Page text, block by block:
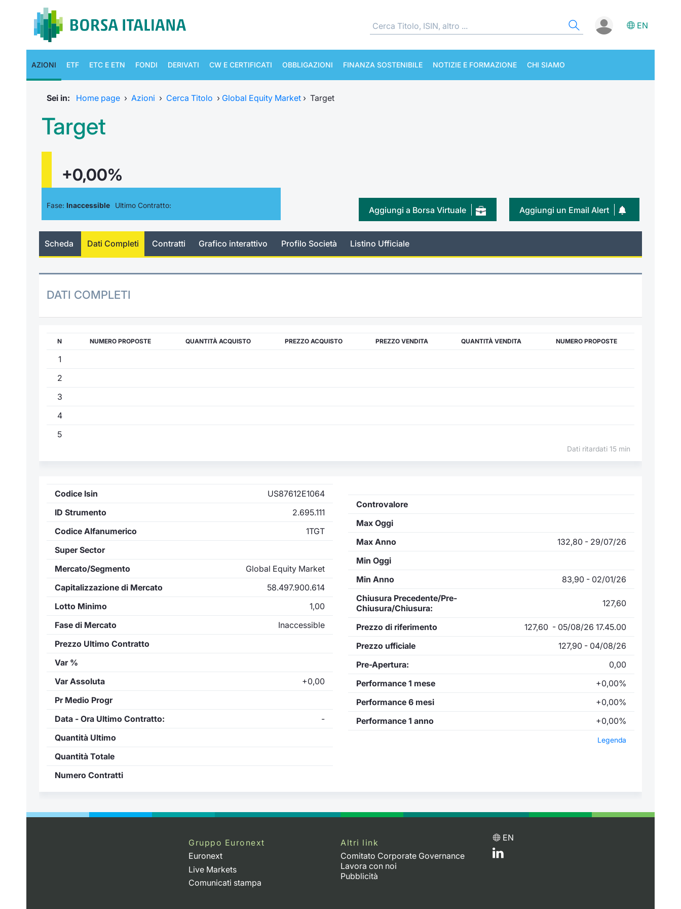
EN
AZIONI ETF ETC E ETN FONDI DERIVATI CW E CERTIFICATI OBBLIGAZIONI FINANZA SOSTENIBILE NOTIZIE E FORMAZIONE CHI SIAMO
Sei in: Home page › Azioni › Cerca Titolo › Global Equity Market › Target
Target
+0,00%
Fase: Inaccessible Ultimo Contratto: Aggiungi un Email Alert
Aggiungi a Borsa Virtuale
Scheda Dati Completi Contratti Grafico interattivo Profilo Società Listino Ufficiale
DATI COMPLETI
N NUMERO PROPOSTE QUANTITÀ ACQUISTO PREZZO ACQUISTO PREZZO VENDITA QUANTITÀ VENDITA NUMERO PROPOSTE
1
2
3
4
5
Dati ritardati 15 min
Codice Isin
US87612E1064
ID Strumento
2.695.111
Codice Alfanumerico
1TGT
Super Sector
Mercato/Segmento
Global Equity Market
Capitalizzazione di Mercato
58.497.900.614
Lotto Minimo
1,00
Fase di Mercato
Inaccessible
Prezzo Ultimo Contratto
Var %
Var Assoluta
+0,00
Pr Medio Progr
Data - Ora Ultimo Contratto:
-
Quantità Ultimo
Quantità Totale
Numero Contratti
Controvalore
Max Oggi
Max Anno
132,80 - 29/07/26
Min Oggi
Min Anno
83,90 - 02/01/26
Chiusura Precedente/Pre-
Chiusura/Chiusura:
127,60
Prezzo di riferimento
127,60 - 05/08/26 17.45.00
Prezzo ufficiale
127,90 - 04/08/26
Pre-Apertura:
0,00
Performance 1 mese
+0,00%
Performance 6 mesi
+0,00%
Performance 1 anno
+0,00%
Legenda
Gruppo Euronext
Euronext
Live Markets
Comunicati stampa
Altri link
Comitato Corporate Governance
Lavora con noi
Pubblicità
EN